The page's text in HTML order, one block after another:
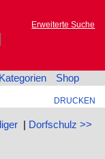
Erweiterte Suche
Kategorien Shop
DRUCKEN
| Dorfschulz >>